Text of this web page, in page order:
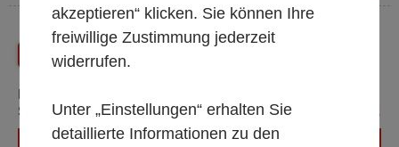
Zurück Shop Startseite
KLAPPFALTZELT (WEISS BEPLANT), 3 X 6 M (B/L), MIT S
EITENWÄNDEN, MIETE OHNE MONTAGE/DEMONTAGE
akzeptieren“ klicken. Sie können Ihre
freiwillige Zustimmung jederzeit
widerrufen.
Unter „Einstellungen“ erhalten Sie
detaillierte Informationen zu den